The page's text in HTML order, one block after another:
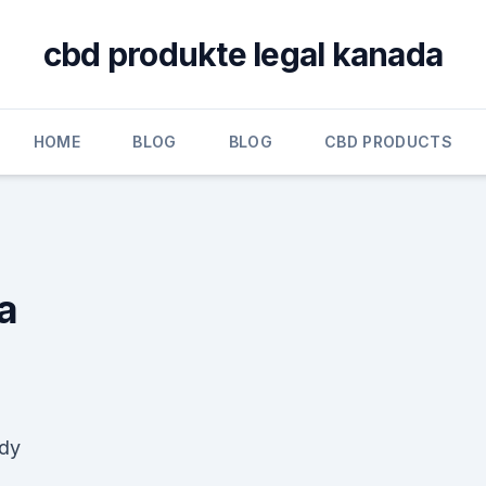
cbd produkte legal kanada
HOME BLOG BLOG CBD PRODUCTS